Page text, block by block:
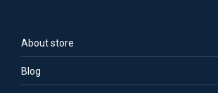
About store
Blog